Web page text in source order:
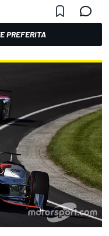
PREFERITA